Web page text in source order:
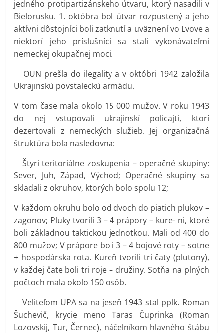
jedného protipartizánskeho útvaru, ktorý nasadili v
Bielorusku. 1. októbra bol útvar rozpustený a jeho
aktívni dôstojníci boli zatknutí a uväznení vo Lvove a
niektorí jeho príslušníci sa stali vykonávateľmi
nemeckej okupačnej moci.
OUN prešla do ilegality a v októbri 1942 založila
Ukrajinskú povstaleckú armádu.
V tom čase mala okolo 15 000 mužov. V roku 1943
do nej vstupovali ukrajinskí policajti, ktorí
dezertovali z nemeckých služieb. Jej organizačná
štruktúra bola nasledovná:
Štyri teritoriálne zoskupenia – operačné skupiny:
Sever, Juh, Západ, Východ; Operačné skupiny sa
skladali z okruhov, ktorých bolo spolu 12;
V každom okruhu bolo od dvoch do piatich plukov –
zagonov; Pluky tvorili 3 – 4 prápory – kure- ni, ktoré
boli základnou taktickou jednotkou. Mali od 400 do
800 mužov; V prápore boli 3 – 4 bojové roty – sotne
+ hospodárska rota. Kureň tvorili tri čaty (plutony),
v každej čate boli tri roje – družiny. Sotňa na plných
počtoch mala okolo 150 osôb.
Veliteľom UPA sa na jeseň 1943 stal pplk. Roman
Šuchevič, krycie meno Taras Čuprinka (Roman
Lozovskij, Tur, Černec), náčelníkom hlavného štábu